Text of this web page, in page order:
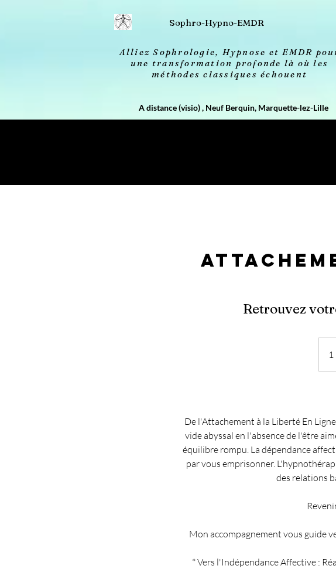
Sophro-Hypno-EMDR
Alliez Sophrologie, Hypnose et EMDR
une transformation profonde là où les
méthodes classiques échouent
A distance (visio) , Neuf Berquin, Marquette-lez-Lille
Retrouvez
De l'Attachement à la Liberté En
vide abyssal en l'absence de l'être
équilibre rompu. La dépendance
par vous emprisonner.
des relations
Mon accompagnement vous guide
* Vers l'Indépendance Affective :